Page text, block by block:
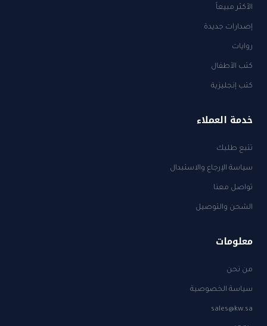
الأكثر مبيعاً
إصدارات جديدة
روايات
كتب الأطفال
كتب إنجليزية
خدمة العملاء
تتبع طلبك
سياسة الإرجاع والاستبدال
تواصل معنا
الشحن والتوصيل
معلومات
من نحن
سياسة الخصوصية
sales@kw.sa